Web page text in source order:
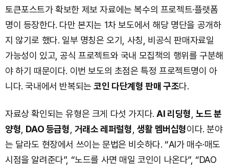
토큰포스트가 확보한 제보 자료에는 복수의 프로젝트·플랫폼
명이 등장한다. 다만 본지는 1차 보도에서 해당 명단을 공개하
지 않기로 했다. 일부 명칭은 오기, 사칭, 비공식 판매자료일
가능성이 있고, 공식 프로젝트와 국내 모집책의 행위를 구분해
야 하기 때문이다. 이번 보도의 초점은 특정 프로젝트명이 아
니다. 국내에서 반복되는코인 다단계형 판매 구조다.
자료상 확인되는 유형은 크게 다섯 가지다.AI 리딩형,노드 분
양형, DAO 등급형, 거래소 레퍼럴형, 생활 멤버십형이다. 분야
는 달라도 현장에서 쓰이는 문법은 비슷하다. “AI가 매수·매도
시점을 알려준다”, “노드를 사면 매일 코인이 나온다”, “DAO